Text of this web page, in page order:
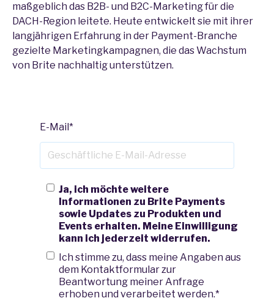
maßgeblich das B2B- und B2C-Marketing für die
DACH-Region leitete. Heute entwickelt sie mit ihrer
langjährigen Erfahrung in der Payment-Branche
gezielte Marketingkampagnen, die das Wachstum
von Brite nachhaltig unterstützen.
E-Mail*
Ja, ich möchte weitere
Informationen zu Brite Payments
sowie Updates zu Produkten und
Events erhalten. Meine Einwilligung
kann ich jederzeit widerrufen.
Ich stimme zu, dass meine Angaben aus
dem Kontaktformular zur
Beantwortung meiner Anfrage
erhoben und verarbeitet werden.*